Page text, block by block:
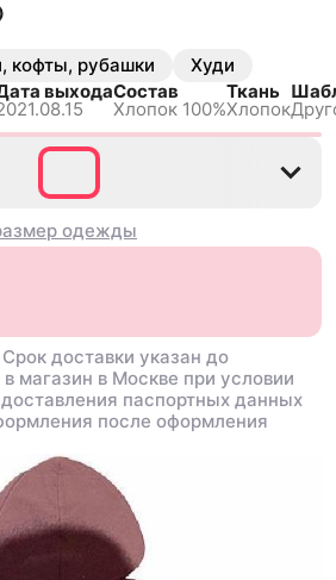
кофты, рубашки
Худи
выходаСостав
Хлопок 100%
Ткань
Хлопок
одежды
доставки указан до
магазин в Москве при условии
паспортных данных
после оформления